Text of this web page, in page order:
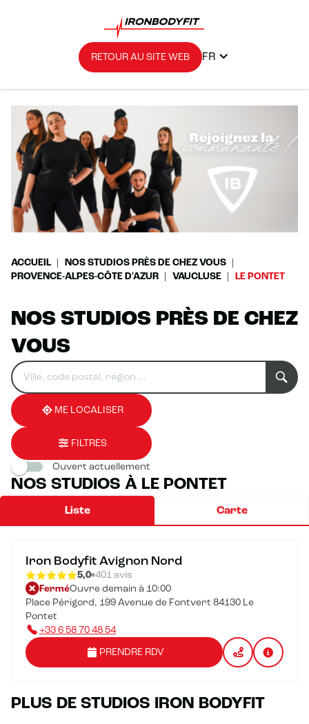
RETOUR AU SITE WEB FR
ACCUEIL
NOS STUDIOS PRÈS DE CHEZ VOUS
PROVENCE-ALPES-CÔTE D'AZUR
VAUCLUSE LE PONTET
NOS STUDIOS PRÈS DE CHEZ
VOUS
Rechercher
un
établissement
Veuillez
renseigner
une
adresse
0
résultat(s)
trouvé(s)
ME LOCALISER
FILTRES
Ouvert actuellement
NOS STUDIOS À LE PONTET
Liste Carte
Iron Bodyfit Avignon Nord
5,0 401 avis
FerméOuvre demain à 10:00
Place Périgord, 199 Avenue de Fontvert 84130 Le
Pontet
+33 6 58 70 48 54
PRENDRE RDV
PLUS DE STUDIOS IRON BODYFIT